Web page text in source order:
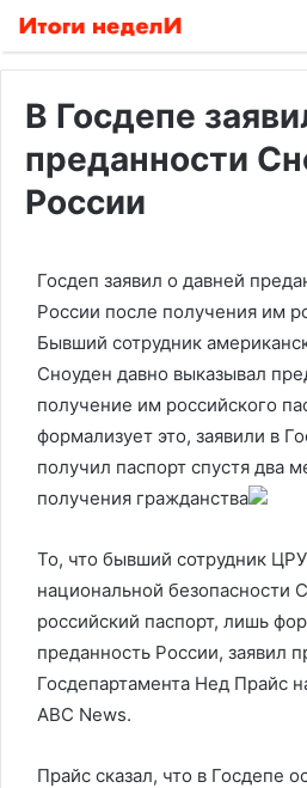
В Госдепе
преданности
России
Госдеп заявил о давней
России после получения им
Бывший сотрудник
Сноуден давно выказывал
получение им российского
формализует это, заявили в
получил паспорт спустя два
получения гражданства
То, что бывший сотрудник
национальной безопасности
российский паспорт, лишь
преданность России, заявил
Госдепартамента Нед Прайс
ABC News.
Прайс сказал, что в Госдепе